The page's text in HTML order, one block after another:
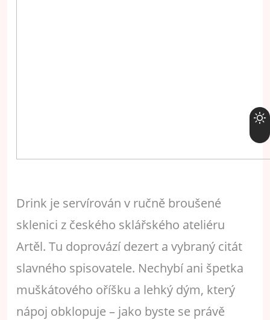
Drink je servírován v ručně broušené
sklenici z českého sklářského ateliéru
Artěl. Tu doprovází dezert a vybraný citát
slavného spisovatele. Nechybí ani špetka
muškátového oříšku a lehký dým, který
nápoj obklopuje – jako byste se právě